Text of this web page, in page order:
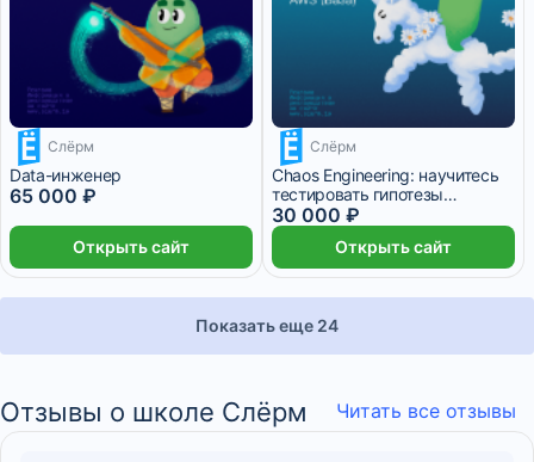
16 250 ₽/мес
Слёрм
Data-инженер
65 000 ₽
Открыть сайт
7 500 ₽/мес
Слёрм
Chaos Engineering: научитесь
тестировать гипотезы
надёжности
30 000 ₽
Открыть сайт
Показать еще 24
Отзывы о школе Слёрм Читать все отзывы